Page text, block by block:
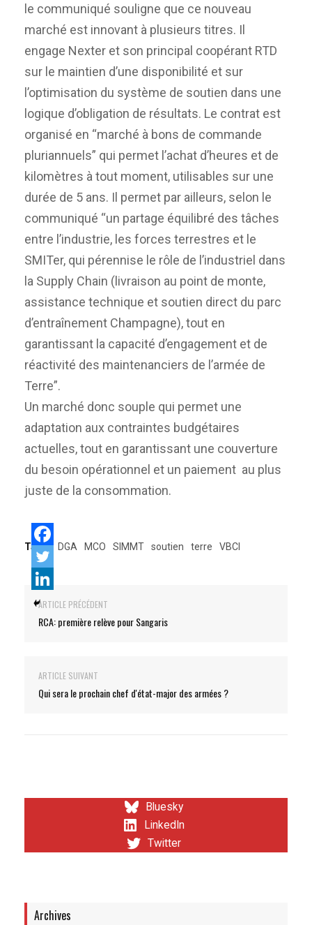
le communiqué souligne que ce nouveau
marché est innovant à plusieurs titres. Il
engage Nexter et son principal coopérant RTD
sur le maintien d’une disponibilité et sur
l’optimisation du système de soutien dans une
logique d’obligation de résultats. Le contrat est
organisé en “marché à bons de commande
pluriannuels” qui permet l’achat d’heures et de
kilomètres à tout moment, utilisables sur une
durée de 5 ans. Il permet par ailleurs, selon le
communiqué “un partage équilibré des tâches
entre l’industrie, les forces terrestres et le
SMITer, qui pérennise le rôle de l’industriel dans
la Supply Chain (livraison au point de monte,
assistance technique et soutien direct du parc
d’entraînement Champagne), tout en
garantissant la capacité d’engagement et de
réactivité des maintenanciers de l’armée de
Terre”.
Un marché donc souple qui permet une
adaptation aux contraintes budgétaires
actuelles, tout en garantissant une couverture
du besoin opérationnel et un paiement au plus
juste de la consommation.
Tags: DGA MCO SIMMT soutien terre VBCI
ARTICLE PRÉCÉDENT
RCA: première relève pour Sangaris
ARTICLE SUIVANT
Qui sera le prochain chef d'état-major des armées ?
Bluesky
LinkedIn
Twitter
Archives